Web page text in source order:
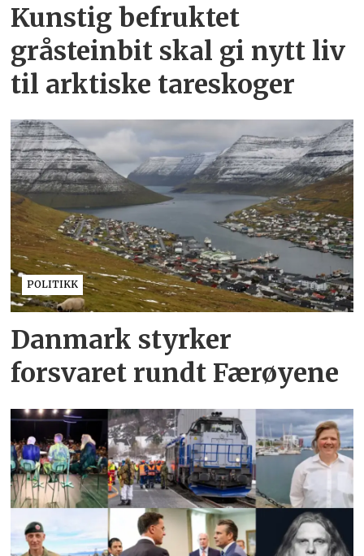
Kunstig befruktet
gråsteinbit skal gi nytt liv
til arktiske tareskoger
POLITIKK
Danmark styrker
forsvaret rundt Færøyene